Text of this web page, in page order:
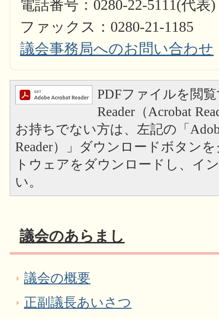
電話番号：0280-22-5111(代表)
ファックス：0280-21-1185
議会事務局へのお問い合わせ
PDFファイルを閲
Reader（Acrobat
お持ちでない方は、左記の「
Reader）」ダウンロードボタン
トウェアをダウンロードし、イ
い。
議会のあらまし
議会の概要
正副議長あいさつ